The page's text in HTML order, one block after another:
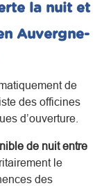
la nuit et
Auvergne-
de
des officines
d’ouverture.
de nuit entre
le
des